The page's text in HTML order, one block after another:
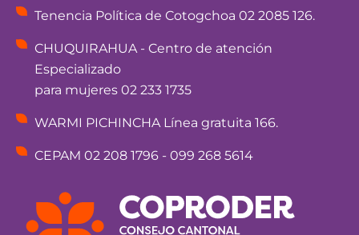
Tenencia Política de Cotogchoa 02 2085 126.
CHUQUIRAHUA - Centro de atención
Especializado
para mujeres 02 233 1735
WARMI PICHINCHA Línea gratuita 166.
CEPAM 02 208 1796 - 099 268 5614